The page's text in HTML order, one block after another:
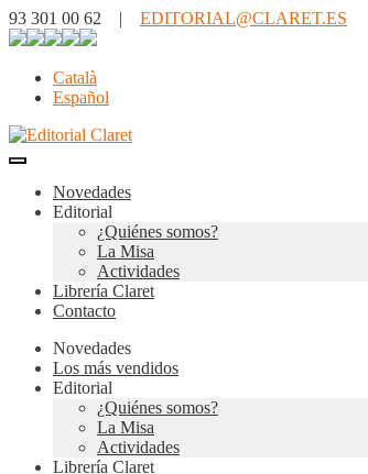
93 301 00 62 | EDITORIAL@CLARET.ES
Català
Español
Novedades
Editorial
¿Quiénes somos?
La Misa
Actividades
Librería Claret
Contacto
Novedades
Los más vendidos
Editorial
¿Quiénes somos?
La Misa
Actividades
Librería Claret